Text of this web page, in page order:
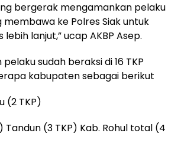
bergerak mengamankan pelaku
membawa ke Polres Siak untuk
lanjut,” ucap AKBP Asep.
sudah beraksi di 16 TKP
kabupaten sebagai berikut
(2 TKP)
Tandun (3 TKP) Kab. Rohul total (4